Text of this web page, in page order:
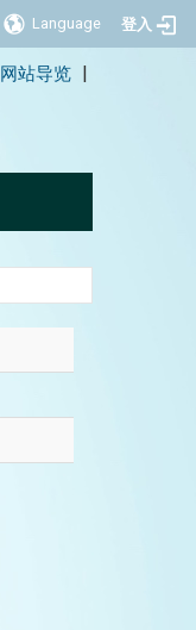
Language 登入
网站导览 |